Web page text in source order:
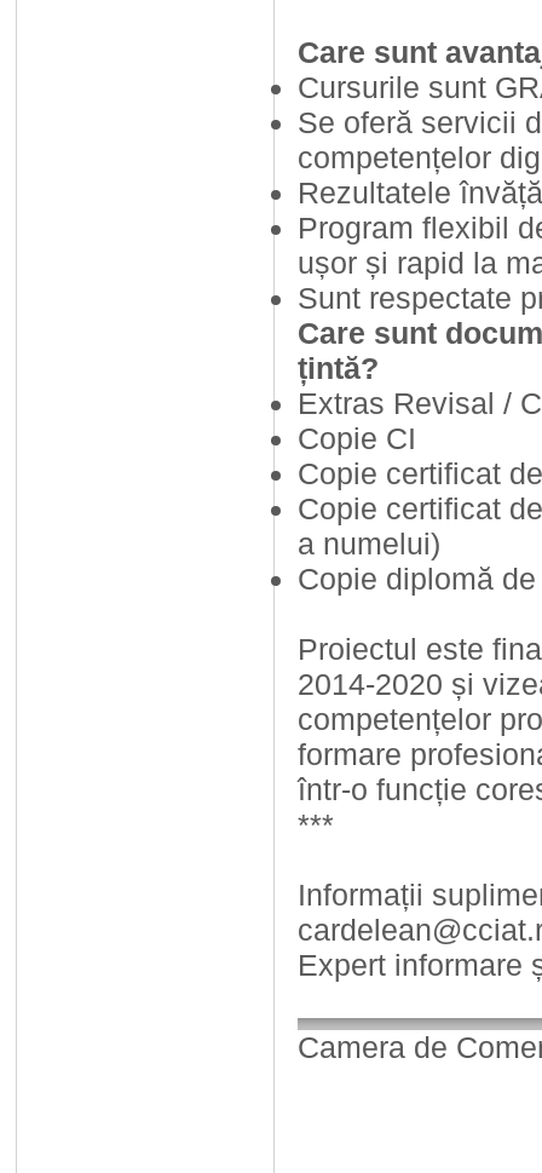
Care sunt
Cursurile sunt
Se oferă servicii
competențelor
Rezultatele
Program flexibil
ușor și rapid la
Sunt respectate
Care sunt
țintă?
Extras Revisal /
Copie CI
Copie certificat
Copie certificat
a numelui)
Copie diplomă
Proiectul este
2014-2020 și
competențelor
formare
într-o funcție
***
Informații
Expert informare
Camera de